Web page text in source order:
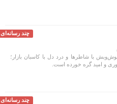
چند رسانه‌ای
با شاطرها و درد دل با کاسبان بازار؛
و امید گره خورده است.
چند رسانه‌ای